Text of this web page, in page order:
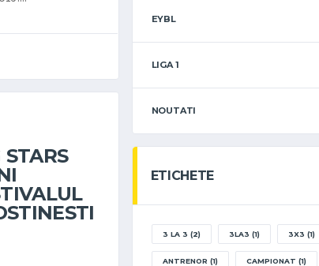
EYBL
LIGA 1
NOUTATI
ETICHETE
3 LA 3 (2) 3LA3 (1) 3X3 (1)
ANTRENOR (1) CAMPIONAT (1)